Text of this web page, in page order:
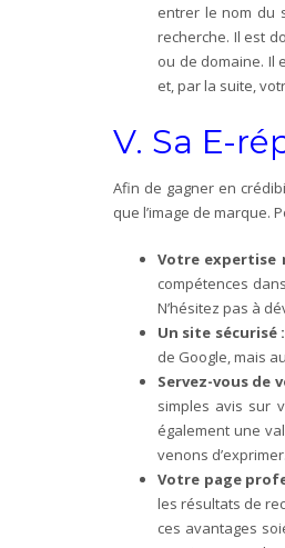
entrer le nom du
recherche. Il est
ou de domaine. Il
et, par la suite,
V. Sa E-
Afin de gagner en
que l’image de
Votre expertise
compétences
N’hésitez pas à
Un site sécurisé :
de Google, mais
Servez-vous de
simples avis sur
également une
venons
Votre page
les résultats de
ces avantages